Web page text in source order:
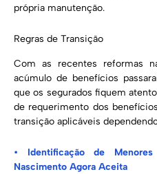
própria manutenção.
Regras de Transição
Com as recentes reformas
acúmulo de benefícios
que os segurados fiquem
de requerimento dos
transição aplicáveis
• Identificação de
Nascimento Agora Aceita